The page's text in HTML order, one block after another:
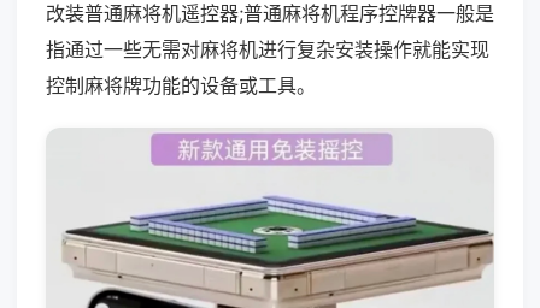
改装普通麻将机遥控器;普通麻将机程序控牌器一般是
指通过一些无需对麻将机进行复杂安装操作就能实现
控制麻将牌功能的设备或工具。